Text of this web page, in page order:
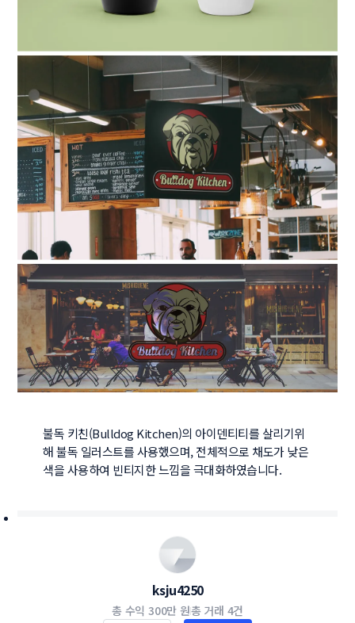
불독 키친(Bulldog Kitchen)의 아이덴티티를 살리기위
해 불독 일러스트를 사용했으며, 전체적으로 채도가 낮은
색을 사용하여 빈티지한 느낌을 극대화하였습니다.
ksju4250
총 수익 300만 원총 거래 4건